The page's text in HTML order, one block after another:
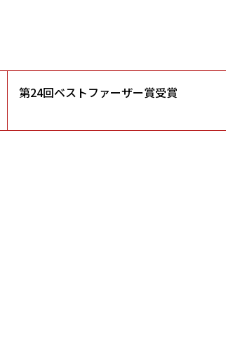
第24回ベストファーザー賞受賞